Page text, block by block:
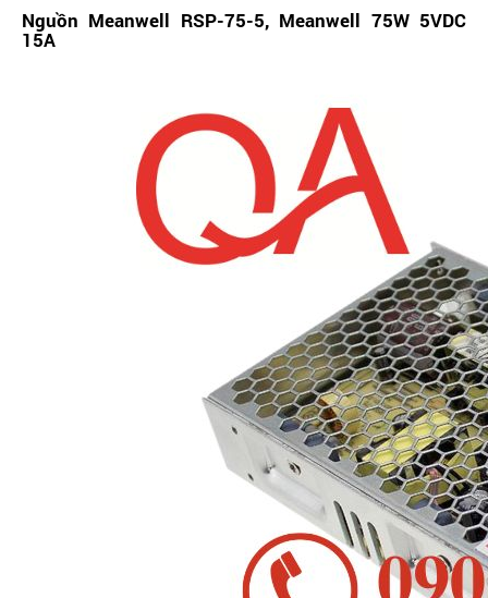
Nguồn Meanwell RSP-75-5, Meanwell 75W 5VDC
15A